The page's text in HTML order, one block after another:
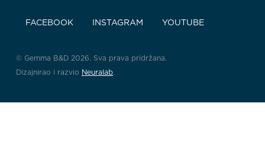
FACEBOOK INSTAGRAM YOUTUBE
© Gemma B&D 2026. Sva prava pridržana.
Dizajnirao i razvio Neuralab.